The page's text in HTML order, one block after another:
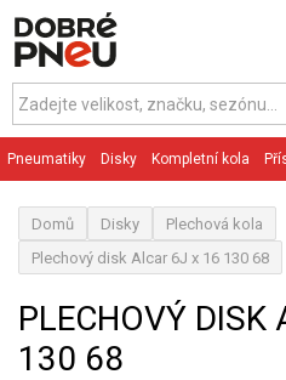
Pneumatiky Disky Kompletní kola
Domů Disky
Plechová kola
Plechový disk Alcar 6J x 16 130 68
PLECHOVÝ DISK
130 68